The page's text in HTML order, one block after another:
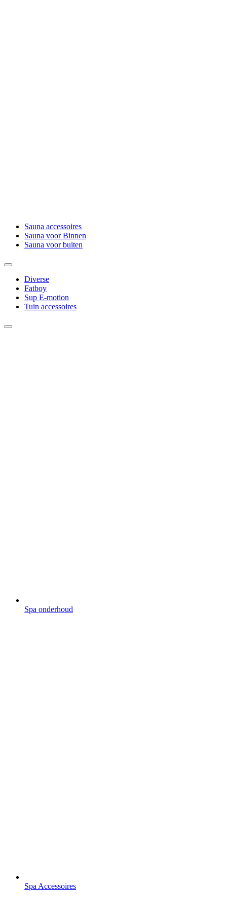
Sauna accessoires
Sauna voor Binnen
Sauna voor buiten
Diverse
Fatboy
Sup E-motion
Tuin accessoires
Spa onderhoud
Spa Accessoires